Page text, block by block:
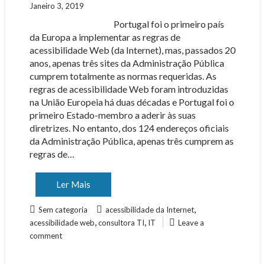
Janeiro 3, 2019
Portugal foi o primeiro país
da Europa a implementar as regras de
acessibilidade Web (da Internet), mas, passados 20
anos, apenas três sites da Administração Pública
cumprem totalmente as normas requeridas. As
regras de acessibilidade Web foram introduzidas
na União Europeia há duas décadas e Portugal foi o
primeiro Estado-membro a aderir às suas
diretrizes. No entanto, dos 124 endereços oficiais
da Administração Pública, apenas três cumprem as
regras de…
Ler Mais
Sem categoria acessibilidade da Internet,
acessibilidade web consultora TI IT
Leave a
comment